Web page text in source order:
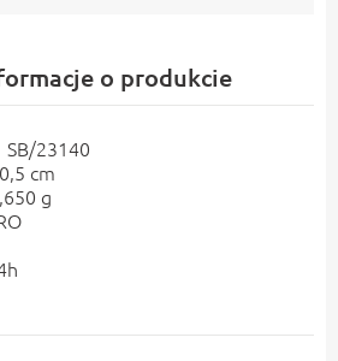
o produkcie
23140
cm
g